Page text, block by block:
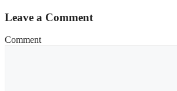
Leave a Comment
Comment